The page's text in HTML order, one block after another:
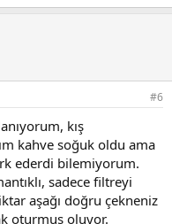
#6
kış
kahve soğuk oldu ama
ederdi bilemiyorum.
sadece filtreyi
aşağı doğru çekneniz
oturmuş oluyor.